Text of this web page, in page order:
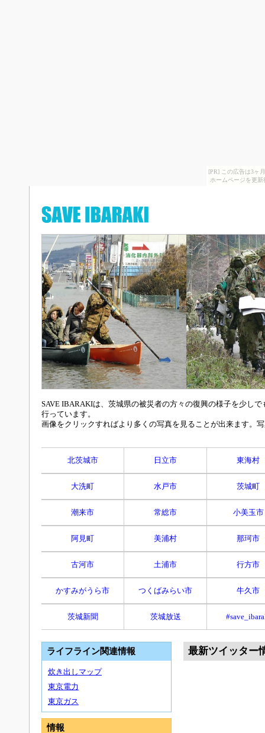
[PR] この広告は3ヶ
ホームページを更
SAVE IBARAKIは、茨城県の被災者の方々の復興の様子を少し
行っています。
画像をクリックすればより多くの写真を見ることが出来ます。
北茨城市 日立市 東海村
大洗町 水戸市 茨城町
潮来市 常総市 小美玉市
阿見町 美浦村 那珂市
古河市 土浦市 行方市
かすみがうら市 つくばみらい市 牛久市
茨城新聞 茨城放送
最新ツイッター
ライフライン関連情報
炊き出しマップ
東京電力
東京ガス
情報